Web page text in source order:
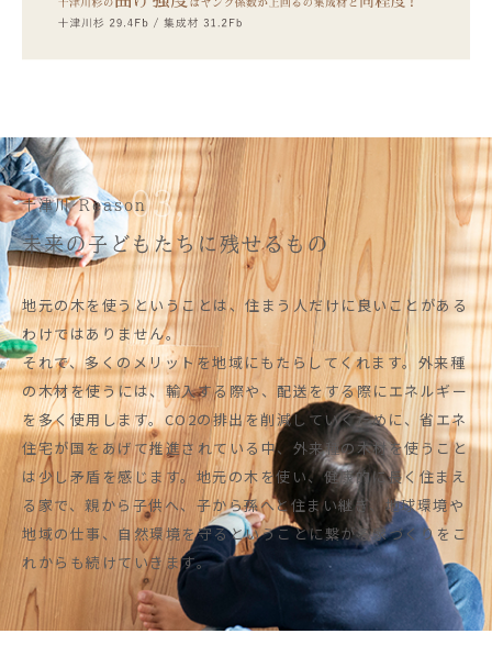
十津川 Reason03,
未来の子どもたちに残せるもの
地元の木を使うということは、住まう人だけに良いことがある
わけではありません。
それで、多くのメリットを地域にもたらしてくれます。外来種
の木材を使うには、輸入する際や、配送をする際にエネルギー
を多く使用します。CO2の排出を削減していくために、省エネ
住宅が国をあげて推進されている中、外来種の木材を使うこと
は少し矛盾を感じます。地元の木を使い、健康的に長く住まえ
る家で、親から子供へ、子から孫へと住まい継ぎ、地球環境や
地域の仕事、自然環境を守るということに繋がる家づくりをこ
れからも続けていきます。